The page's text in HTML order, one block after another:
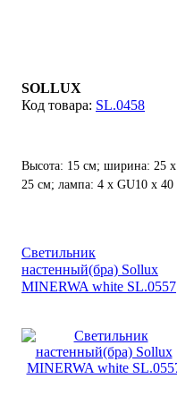
SOLLUX
SL.0458
Высота: 15 см; ширина: 25 х
25 см; лампа: 4 х GU10 х 40
Светильник
настенный(бра) Sollux
MINERWA white SL.0557